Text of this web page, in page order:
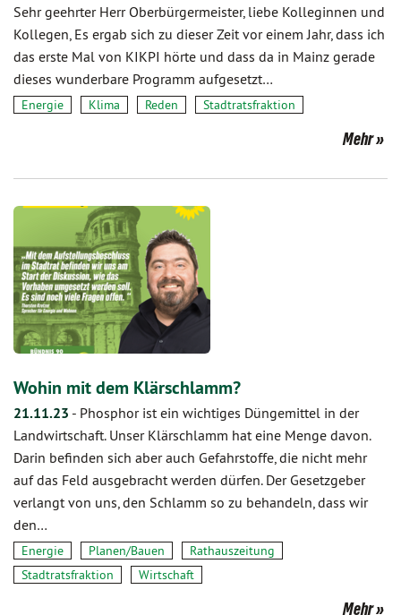
Sehr geehrter Herr Oberbürgermeister, liebe Kolleginnen und
Kollegen, Es ergab sich zu dieser Zeit vor einem Jahr, dass ich
das erste Mal von KIKPI hörte und dass da in Mainz gerade
dieses wunderbare Programm aufgesetzt…
Energie Klima Reden Stadtratsfraktion
Mehr
Wohin mit dem Klärschlamm?
21.11.23 - Phosphor ist ein wichtiges Düngemittel in der
Landwirtschaft. Unser Klärschlamm hat eine Menge davon.
Darin befinden sich aber auch Gefahrstoffe, die nicht mehr
auf das Feld ausgebracht werden dürfen. Der Gesetzgeber
verlangt von uns, den Schlamm so zu behandeln, dass wir
den…
Energie Planen/Bauen
Rathauszeitung
Stadtratsfraktion
Wirtschaft
Mehr